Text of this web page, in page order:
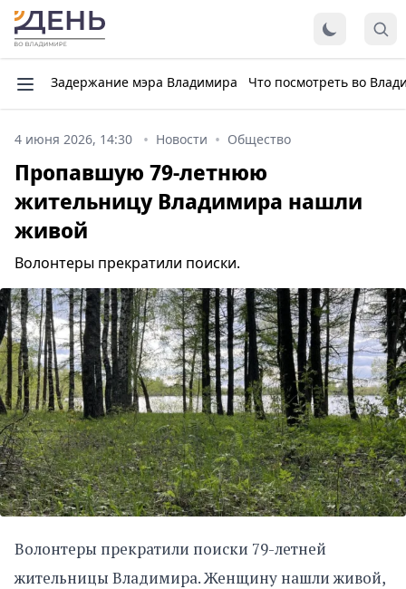
Задержание мэра Владимира Что посмотреть во
4 июня 2026, 14:30 Новости Общество
Пропавшую 79-летнюю
жительницу Владимира нашли
живой
Волонтеры прекратили поиски.
Волонтеры прекратили поиски 79-летней
жительницы Владимира. Женщину нашли живой,